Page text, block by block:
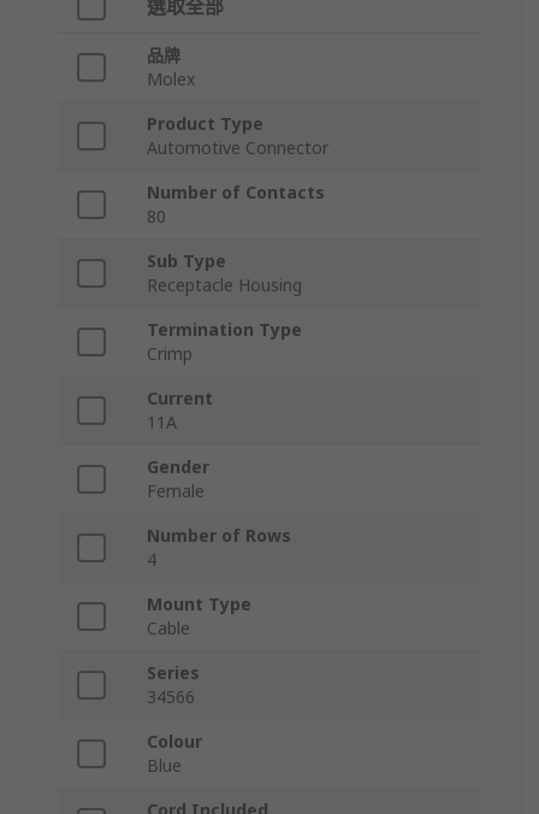
選取全部
品牌
Molex
Product Type
Automotive Connector
Number of Contacts
80
Sub Type
Receptacle Housing
Termination Type
Crimp
Current
11A
Gender
Female
Number of Rows
4
Mount Type
Cable
Series
34566
Colour
Blue